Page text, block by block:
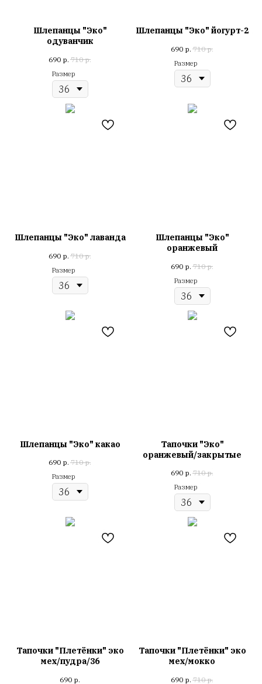
Шлепанцы "Эко"
одуванчик
690 р. 710 р.
Размер
Шлепанцы "Эко" йогурт-2
690 р. 710 р.
Размер
Шлепанцы "Эко" лаванда
690 р. 710 р.
Размер
Шлепанцы "Эко"
оранжевый
690 р. 710 р.
Размер
Шлепанцы "Эко" какао
690 р. 710 р.
Размер
Тапочки "Эко"
оранжевый/закрытые
690 р. 710 р.
Размер
Тапочки "Плетёнки" эко
мех/пудра/36
690 р.
Тапочки "Плетёнки" эко
мех/мокко
690 р. 710 р.